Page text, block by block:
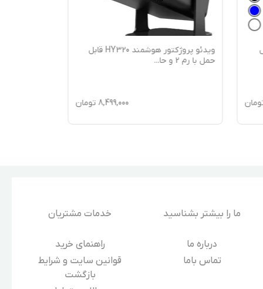
ویدئو پروژکتور هوشمند HY320 قابل
حمل با رم 2 و حا
...
8,499,000 تومان
ما را بیشتر بشناسید
درباره‌ ما
تماس باما
خدمات مشتریان
راهنمای خرید
قوانین سایت و شرایط
بازگشت